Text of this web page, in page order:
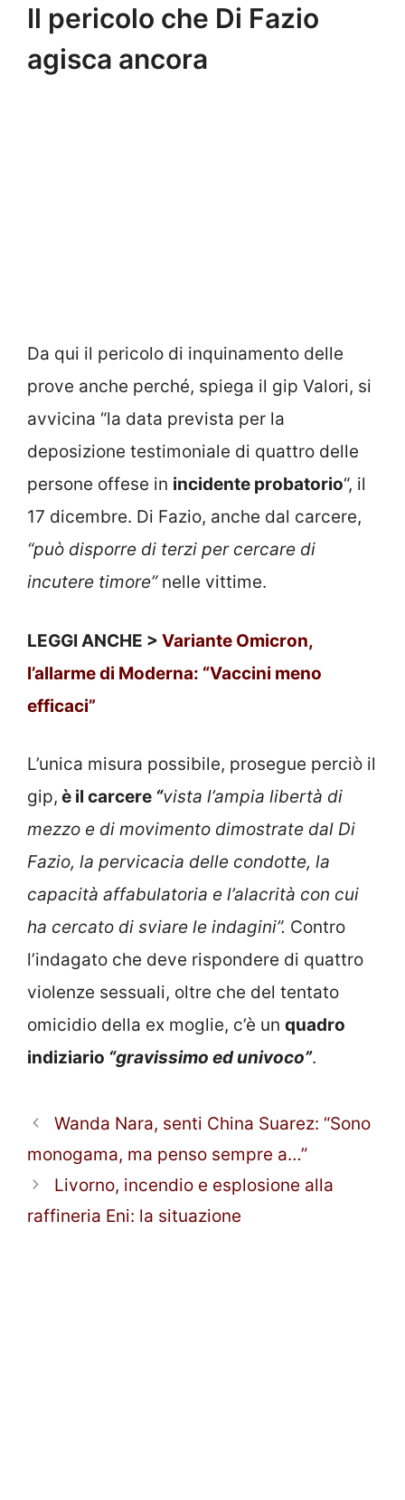
Il pericolo che Di Fazio
agisca ancora
Da qui il pericolo di inquinamento delle
prove anche perché, spiega il gip Valori, si
avvicina “la data prevista per la
deposizione testimoniale di quattro delle
persone offese in incidente probatorio“, il
17 dicembre. Di Fazio, anche dal carcere,
“può disporre di terzi per cercare di
incutere timore”nelle vittime.
LEGGI ANCHE > Variante Omicron,
l’allarme di Moderna: “Vaccini meno
efficaci”
L’unica misura possibile, prosegue perciò il
gip, è il carcere “vista l’ampia libertà di
mezzo e di movimento dimostrate dal Di
Fazio, la pervicacia delle condotte, la
capacità affabulatoria e l’alacrità con cui
ha cercato di sviare le indagini”. Contro
l’indagato che deve rispondere di quattro
violenze sessuali, oltre che del tentato
omicidio della ex moglie, c’è un quadro
indiziario “gravissimo ed univoco”.
Wanda Nara, senti China Suarez: “Sono
monogama, ma penso sempre a…”
Livorno, incendio e esplosione alla
raffineria Eni: la situazione